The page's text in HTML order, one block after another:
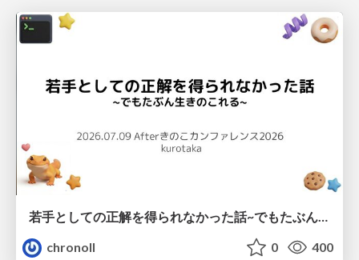
若手としての正解を得られなかった話~でもたぶん生きのこれる~
chronoll
0 400